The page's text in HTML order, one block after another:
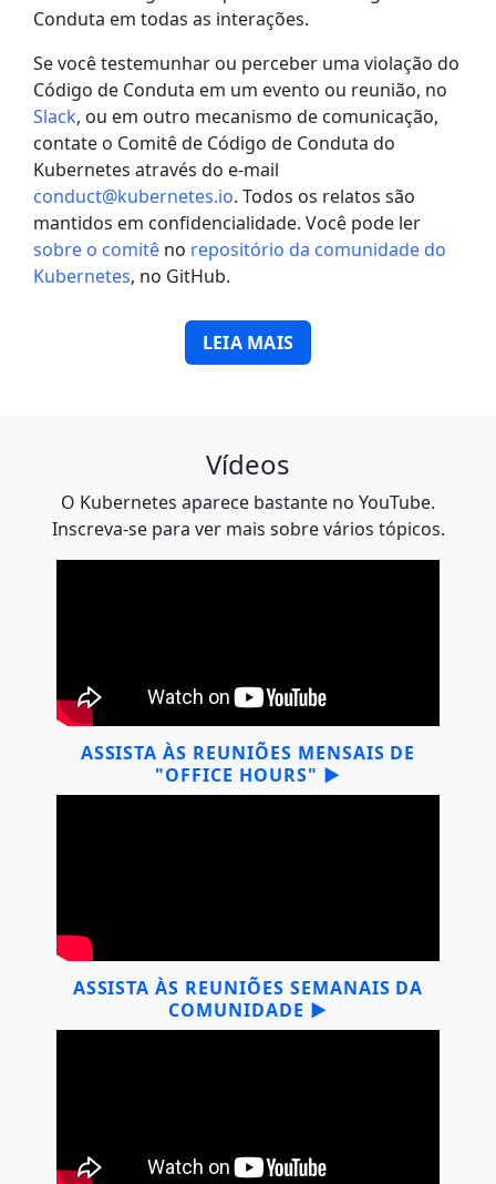
Conduta em todas as interações.
Se você testemunhar ou perceber uma violação do
Código de Conduta em um evento ou reunião, no
Slack, ou em outro mecanismo de comunicação,
contate o Comitê de Código de Conduta do
Kubernetes através do e-mail
conduct@kubernetes.io. Todos os relatos são
mantidos em confidencialidade. Você pode ler
sobre o comitê no repositório da comunidade do
Kubernetes, no GitHub.
LEIA MAIS
Vídeos
O Kubernetes aparece bastante no YouTube.
Inscreva-se para ver mais sobre vários tópicos.
ASSISTA ÀS REUNIÕES MENSAIS DE
"OFFICE HOURS" ▶
ASSISTA ÀS REUNIÕES SEMANAIS DA
COMUNIDADE ▶